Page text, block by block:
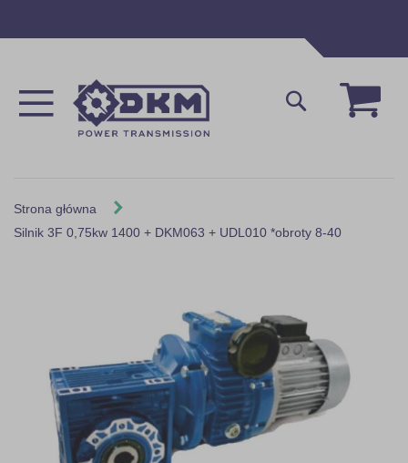
Mój
Szukaj
Strona główna
Silnik 3F 0,75kw 1400 + DKM063 + UDL010 *obroty 8-40
images